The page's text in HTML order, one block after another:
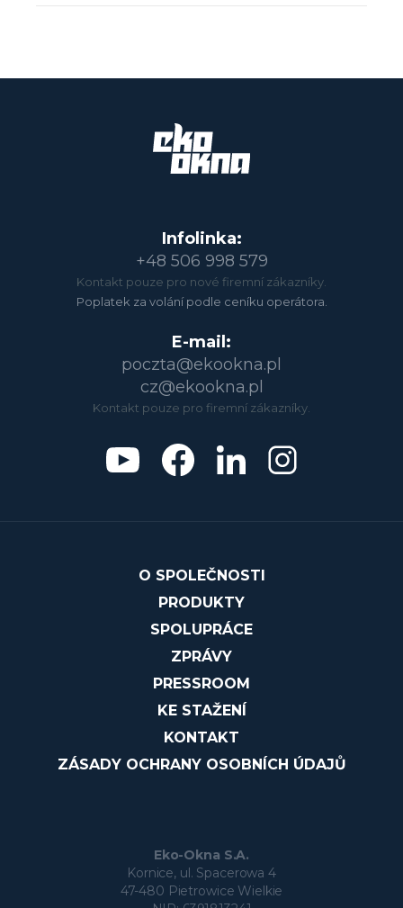
Infolinka:
+48 506 998 579
Kontakt pouze pro nové firemní zákazníky.
Poplatek za volání podle ceníku operátora.
E-mail:
poczta@ekookna.pl
cz@ekookna.pl
Kontakt pouze pro firemní zákazníky.
O SPOLEČNOSTI
PRODUKTY
SPOLUPRÁCE
ZPRÁVY
PRESSROOM
KE STAŽENÍ
KONTAKT
ZÁSADY OCHRANY OSOBNÍCH ÚDAJŮ
Eko-Okna S.A.
Kornice, ul. Spacerowa 4
47-480 Pietrowice Wielkie